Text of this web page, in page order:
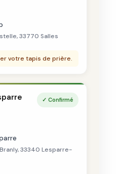
33770 Salles
votre tapis de prière.
✓ Confirmé
33340 Lesparre-